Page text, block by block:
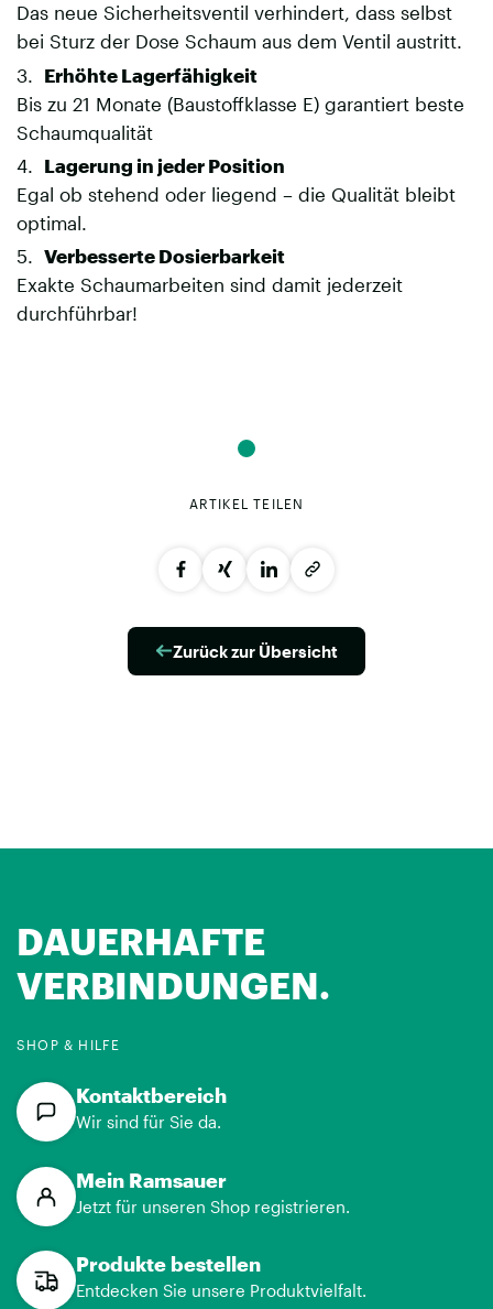
Das neue Sicherheitsventil verhindert, dass selbst
bei Sturz der Dose Schaum aus dem Ventil austritt.
Erhöhte Lagerfähigkeit
Bis zu 21 Monate (Baustoffklasse E) garantiert beste
Schaumqualität
Lagerung in jeder Position
Egal ob stehend oder liegend – die Qualität bleibt
optimal.
Verbesserte Dosierbarkeit
Exakte Schaumarbeiten sind damit jederzeit
durchführbar!
ARTIKEL TEILEN
Zurück zur Übersicht
DAUERHAFTE
VERBINDUNGEN.
SHOP & HILFE
Kontaktbereich
Wir sind für Sie da.
Mein Ramsauer
Jetzt für unseren Shop registrieren.
Produkte bestellen
Entdecken Sie unsere Produktvielfalt.